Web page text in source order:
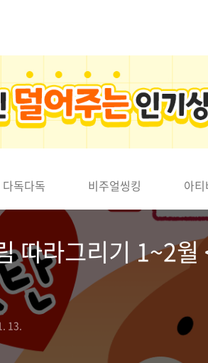
다독다독 비주얼씽킹 아
따라그리기 1~2월
13.